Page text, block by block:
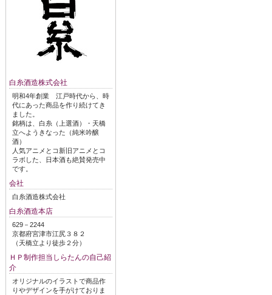
白糸酒造株式会社
明和4年創業 江戸時代から、時
代にあった商品を作り続けてき
ました。
銘柄は、白糸（上選酒）・天橋
立へようきなった（純米吟醸
酒）
人気アニメとコ新旧アニメとコ
ラボした、日本酒も絶賛発売中
です。
会社
白糸酒造株式会社
白糸酒造本店
629－2244
京都府宮津市江尻３８２
（天橋立より徒歩２分）
ＨＰ制作担当しらたんの自己紹
介
オリジナルのイラストで商品作
りやデザインを手がけておりま